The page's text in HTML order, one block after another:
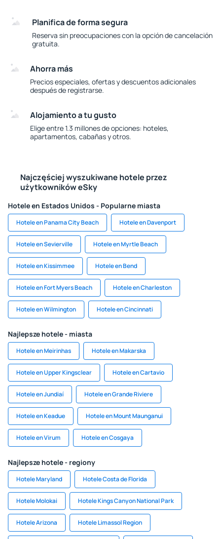
Planifica de forma segura
Reserva sin preocupaciones con la opción de cancelación
gratuita.
Ahorra más
Precios especiales, ofertas y descuentos adicionales
después de registrarse.
Alojamiento a tu gusto
Elige entre 1.3 millones de opciones: hoteles,
apartamentos, cabañas y otros.
Najczęściej wyszukiwane hotele przez
użytkowników eSky
Hotele en Estados Unidos - Popularne miasta
Hotele en Panama City Beach Hotele en Davenport
Hotele en Sevierville Hotele en Myrtle Beach
Hotele en Kissimmee Hotele en Bend
Hotele en Fort Myers Beach Hotele en Charleston
Hotele en Wilmington Hotele en Cincinnati
Najlepsze hotele - miasta
Hotele en Meirinhas Hotele en Makarska
Hotele en Upper Kingsclear Hotele en Cartavio
Hotele en Jundiaí Hotele en Grande Riviere
Hotele en Keadue Hotele en Mount Maunganui
Hotele en Virum Hotele en Cosgaya
Najlepsze hotele - regiony
Hotele Maryland Hotele Costa de Florida
Hotele Molokai Hotele Kings Canyon National Park
Hotele Arizona Hotele Limassol Region